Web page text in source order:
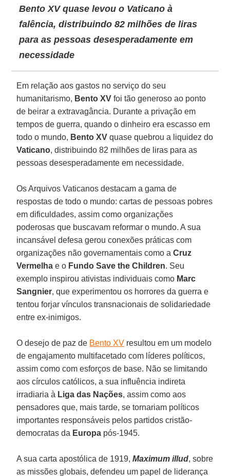
Bento XV quase levou o Vaticano à
falência, distribuindo 82 milhões de liras
para as pessoas desesperadamente em
necessidade
Em relação aos gastos no serviço do seu
humanitarismo, Bento XV foi tão generoso ao ponto
de beirar a extravagância. Durante a privação em
tempos de guerra, quando o dinheiro era escasso em
todo o mundo, Bento XV quase quebrou a liquidez do
Vaticano, distribuindo 82 milhões de liras para as
pessoas desesperadamente em necessidade.
Os Arquivos Vaticanos destacam a gama de
respostas de todo o mundo: cartas de pessoas pobres
em dificuldades, assim como organizações
poderosas que buscavam reformar o mundo. A sua
incansável defesa gerou conexões práticas com
organizações não governamentais como aCruz
Vermelha e o Fundo Save the Children. Seu
exemplo inspirou ativistas individuais como Marc
Sangnier, que experimentou os horrores da guerra e
tentou forjar vínculos transnacionais de solidariedade
entre ex-inimigos.
O desejo de paz de Bento XV resultou em um modelo
de engajamento multifacetado com líderes políticos,
assim como com esforços de base. Não se limitando
aos círculos católicos, a sua influência indireta
irradiaria à Liga das Nações, assim como aos
pensadores que, mais tarde, se tornariam políticos
importantes responsáveis pelos partidos cristão-
democratas da Europa pós-1945.
A sua carta apostólica de 1919,Maximum illud, sobre
as missões globais, defendeu um papel de liderança